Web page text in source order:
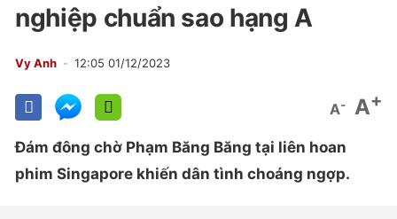
nghiệp chuẩn sao hạng A
Vy Anh 12:05 01/12/2023
A- A+
Đám đông chờ Phạm Băng Băng tại liên hoan
phim Singapore khiến dân tình choáng ngợp.